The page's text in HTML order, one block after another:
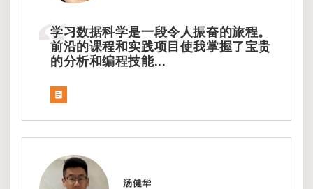
学习数据科学是一段令人振奋的旅程。
前沿的课程和实践项目使我掌握了宝贵
的分析和编程技能...
汤健华